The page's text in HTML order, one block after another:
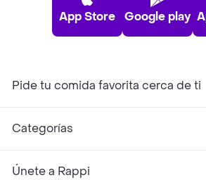
App Store Google play
Pide tu comida favorita cerca de ti
Categorías
Únete a Rappi